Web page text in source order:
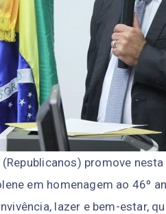
promove
em homenagem ao 46º
lazer e bem-estar,